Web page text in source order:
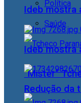
Política
Saúde
“Mister”
Ideb mostra
Ideb mostra
Redução da